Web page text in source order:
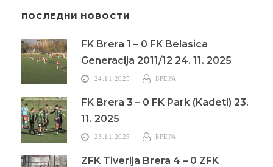
ПОСЛЕДНИ НОВОСТИ
FK Brera 1 – 0 FK Belasica
Generacija 2011/12 24. 11. 2025
24.11.2025 БРЕРА
FK Brera 3 – 0 FK Park (Kadeti) 23.
11. 2025
23.11.2025 БРЕРА
ZFK Tiverija Brera 4 – 0 ZFK